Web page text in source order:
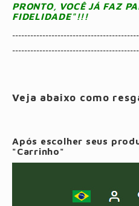
PRONTO, VOCÊ JÁ FAZ
FIDELIDADE"!!!
Veja abaixo como
Após escolher seus
"Carrinho"